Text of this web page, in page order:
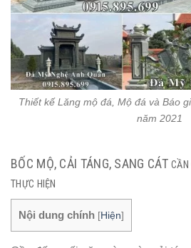
Thiết kế Lăng mộ đá, Mộ đá và Báo
năm 2021
BỐC MỘ, CẢI TÁNG, SANG CÁT
THỰC HIỆN
Nội dung chính [Hiện]